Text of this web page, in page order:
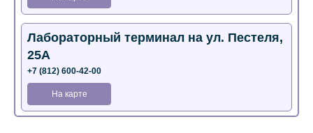
Лабораторный терминал на ул. Пестеля,
25А
+7 (812) 600-42-00
На карте